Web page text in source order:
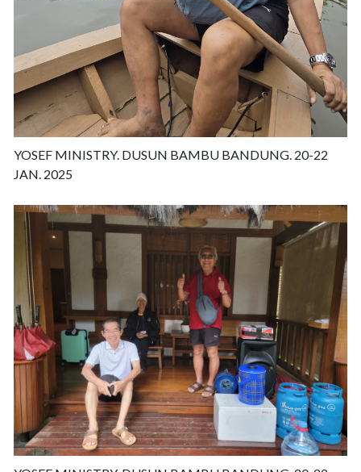
YOSEF MINISTRY. DUSUN BAMBU BANDUNG. 20-22
JAN. 2025